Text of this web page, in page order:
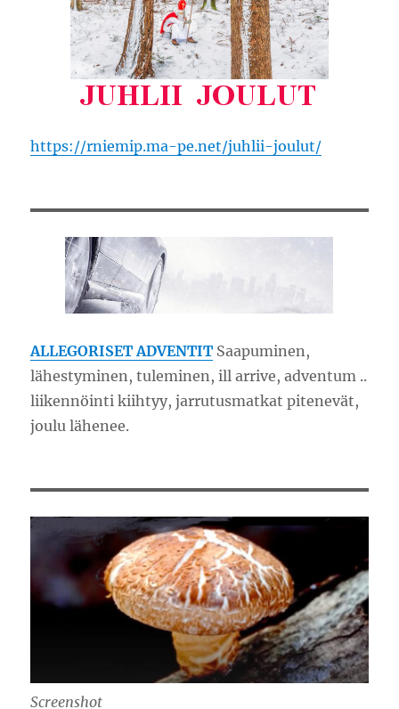
https://rniemip.ma-pe.net/juhlii-joulut/
ALLEGORISET ADVENTIT Saapuminen,
lähestyminen, tuleminen, ill arrive, adventum ..
liikennöinti kiihtyy, jarrutusmatkat pitenevät,
joulu lähenee.
Screenshot